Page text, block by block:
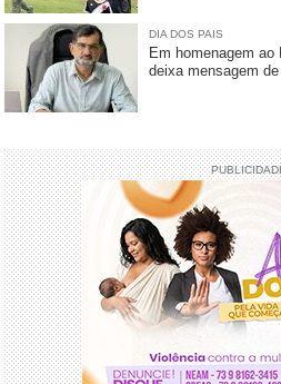
DIA DOS PAIS
Em homenagem ao
deixa mensagem